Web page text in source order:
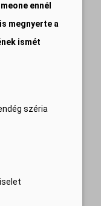
ennél
megnyerte a
ismét
széria